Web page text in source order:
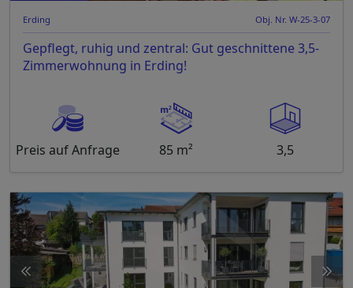
Erding Obj. Nr. W-25-3-07
Gepflegt, ruhig und zentral: Gut geschnittene 3,5-
Zimmerwohnung in Erding!
Preis auf Anfrage 85 m² 3,5